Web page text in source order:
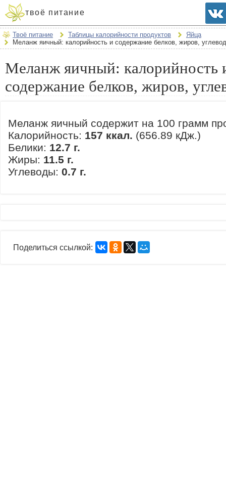
твоё питание
Твоё питание Таблицы калорийности продуктов
Яйца
Меланж яичный: калорийность и содержание белков, жиров,
Меланж яичный: калорийность
содержание белков, жиров,
Меланж яичный содержит на 100 грамм
Калорийность: 157 ккал. (656.89 кДж.)
Белики: 12.7 г.
Жиры: 11.5 г.
Углеводы: 0.7 г.
Поделиться ссылкой: